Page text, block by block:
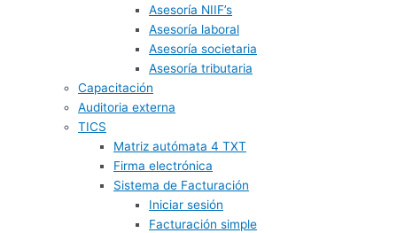
Asesoría NIIF’s
Asesoría laboral
Asesoría societaria
Asesoría tributaria
Capacitación
Auditoria externa
TICS
Matriz autómata 4 TXT
Firma electrónica
Sistema de Facturación
Iniciar sesión
Facturación simple